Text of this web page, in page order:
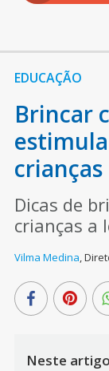
EDUCAÇÃO
Brincar
crianças
Dicas de
crianças a
Vilma Medina,
Neste artigo